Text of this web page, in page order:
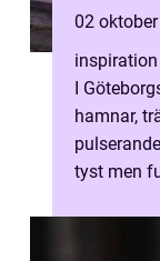
02
inspiration
I
hamnar,
tyst men